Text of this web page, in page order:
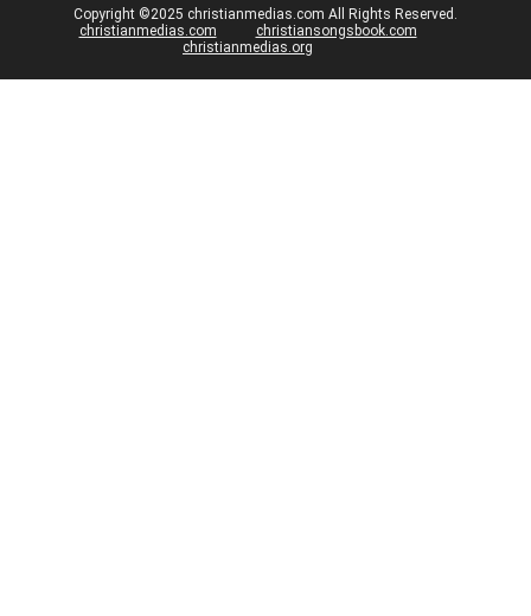
Copyright ©2025 christianmedias.com All Rights Reserved.
christianmedias.com
christiansongsbook.com
christianmedias.org